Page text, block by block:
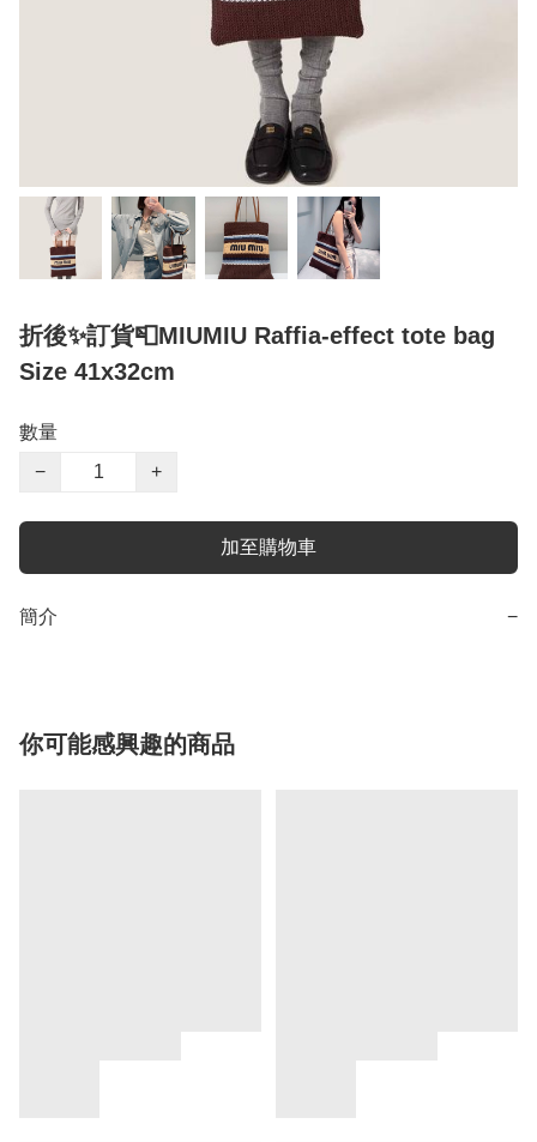
折後✨訂貨📮MIUMIU Raffia-effect tote bag
Size 41x32cm
數量
−
+
加至購物車
簡介 −
你可能感興趣的商品